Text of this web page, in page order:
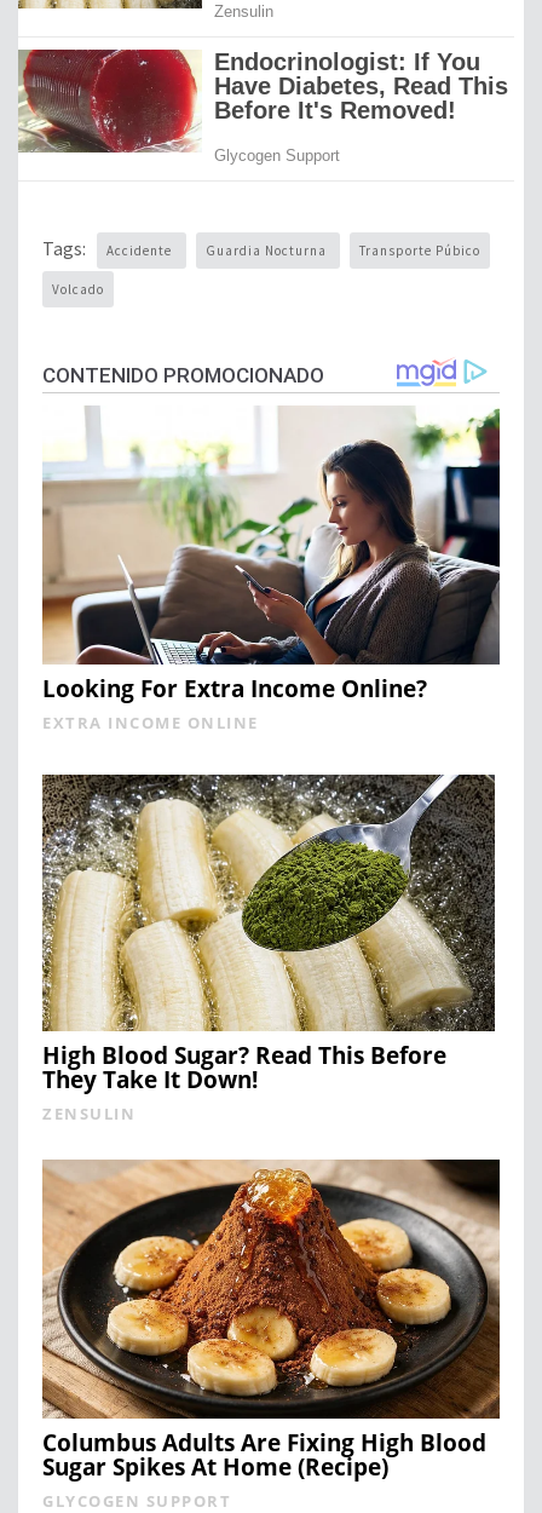
Tags: Accidente Guardia Nocturna Transporte Púbico
Volcado
CONTENIDO PROMOCIONADO
Looking For Extra Income Online?
EXTRA INCOME ONLINE
High Blood Sugar? Read This Before
They Take It Down!
ZENSULIN
Columbus Adults Are Fixing High Blood
Sugar Spikes At Home (Recipe)
GLYCOGEN SUPPORT